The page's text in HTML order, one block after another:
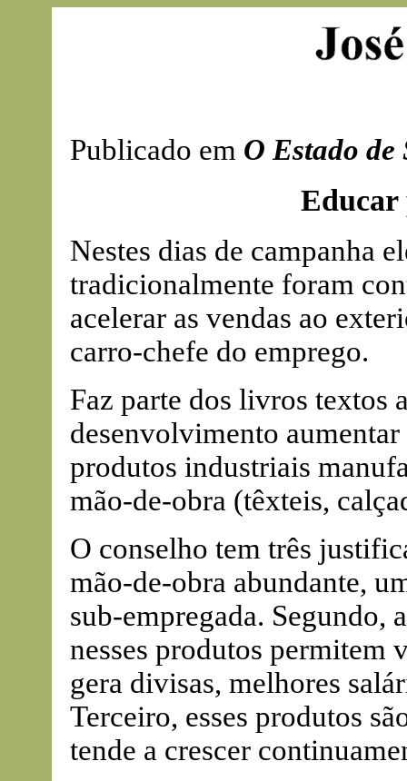
Publicado em O Estado de
Educar
Nestes dias de campanha
tradicionalmente foram
acelerar as vendas ao
carro-chefe do emprego.
Faz parte dos livros textos
desenvolvimento
produtos industriais
mão-de-obra (têxteis,
O conselho tem três
mão-de-obra abundante,
sub-empregada. Segundo,
nesses produtos permitem
gera divisas, melhores
Terceiro, esses produtos
tende a crescer